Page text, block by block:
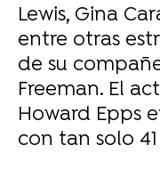
Lewis, Gina
entre otras
de su
Freeman. El
Howard Epps
con tan solo